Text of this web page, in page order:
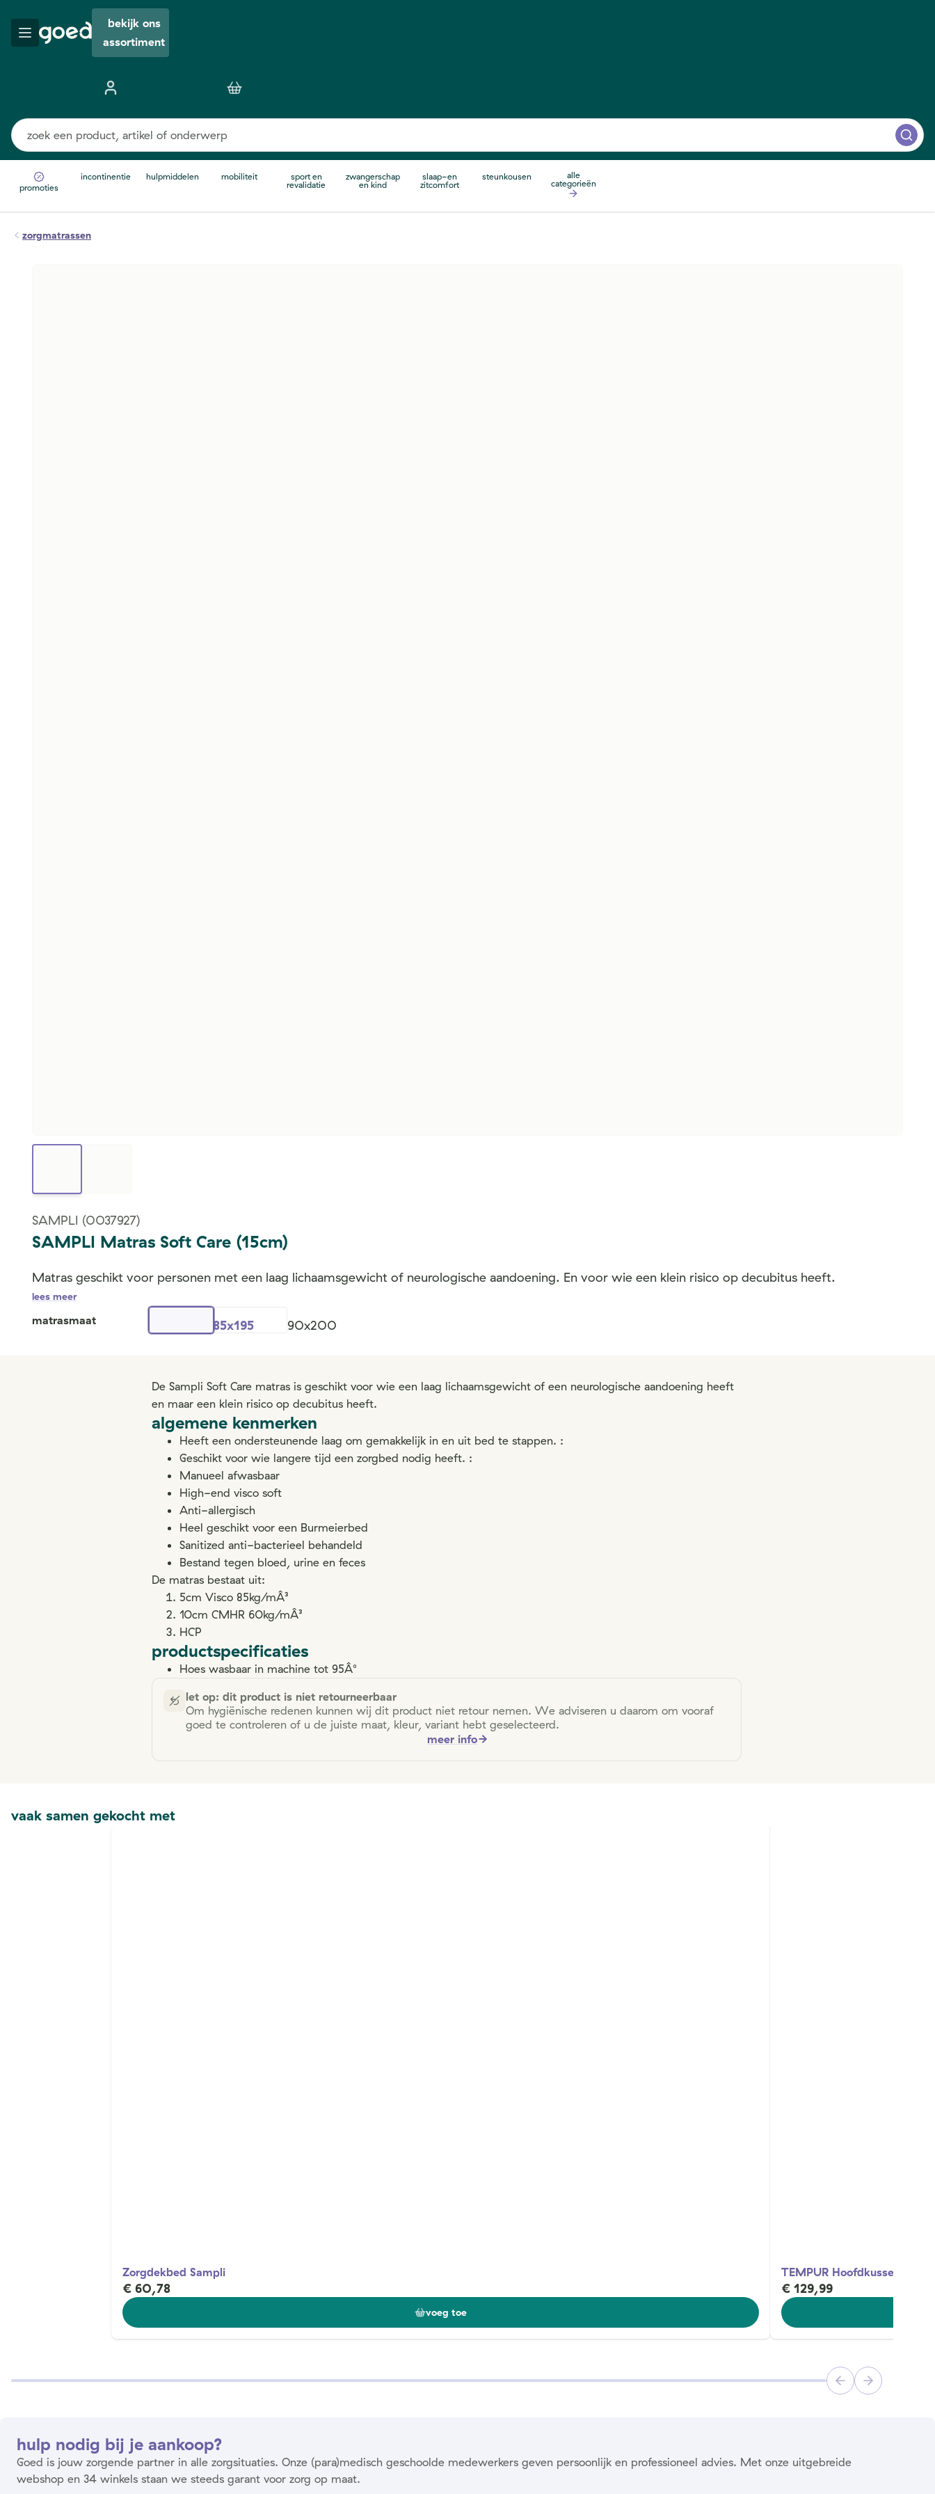
bekijk ons
assortiment
promoties
incontinentie hulpmiddelen mobiliteit
sport en
revalidatie
zwangerschap
en kind
slaap-en
zitcomfort
steunkousen
alle
categorieën
zorgmatrassen
SAMPLI (0037927)
SAMPLI Matras Soft Care (15cm)
Matras geschikt voor personen met een laag lichaamsgewicht of neurologische aandoening. En voor wie een klein risico op decubitus heeft.
lees meer
matrasmaat 85x195 90x200
De Sampli Soft Care matras is geschikt voor wie een laag lichaamsgewicht of een neurologische aandoening heeft
en maar een klein risico op decubitus heeft.
algemene kenmerken
Heeft een ondersteunende laag om gemakkelijk in en uit bed te stappen. :
Geschikt voor wie langere tijd een zorgbed nodig heeft. :
Manueel afwasbaar
High-end visco soft
Anti-allergisch
Heel geschikt voor een Burmeierbed
Sanitized anti-bacterieel behandeld
Bestand tegen bloed, urine en feces
De matras bestaat uit:
5cm Visco 85kg/mÂ³
10cm CMHR 60kg/mÂ³
HCP
productspecificaties
Hoes wasbaar in machine tot 95Â°
let op: dit product is niet retourneerbaar
Om hygiënische redenen kunnen wij dit product niet retour nemen. We adviseren u daarom om vooraf
goed te controleren of u de juiste maat, kleur, variant hebt geselecteerd.
meer info
vaak samen gekocht met
Zorgdekbed Sampli
€ 60,78
voeg toe
TEMPUR Hoofdkussen
€ 129,99
hulp nodig bij je aankoop?
Goed is jouw zorgende partner in alle zorgsituaties. Onze (para)medisch geschoolde medewerkers geven persoonlijk en professioneel advies. Met onze uitgebreide
webshop en 34 winkels staan we steeds garant voor zorg op maat.